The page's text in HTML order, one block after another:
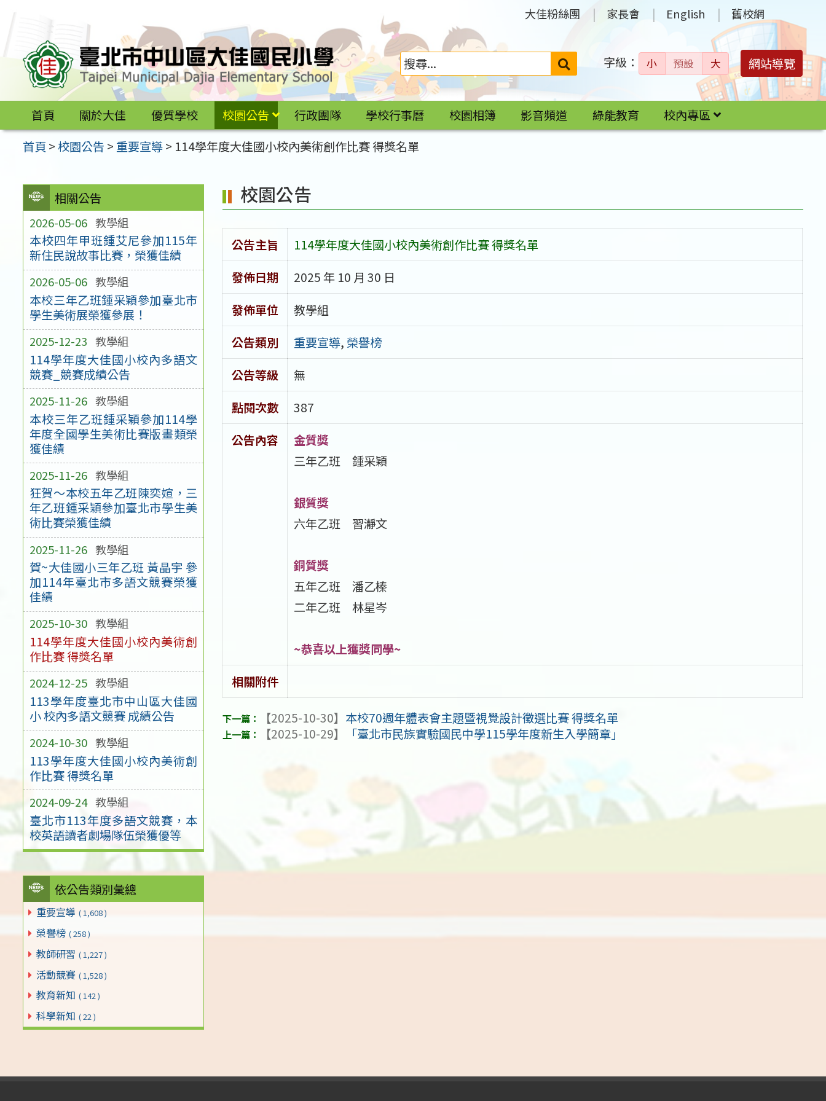
區
大佳粉絲團 家長會 English 舊校網
搜
字級： 小 預設 大 網站導覽
首頁 關於大佳 優質學校 校園公告 行政團隊 學校行事曆 校園相簿 影音頻道 綠能教育
校內專區
首頁 >校園公告 > 重要宣導> 114學年度大佳國小校內美術創作比賽 得獎名單
相關公告
2026-05-06 教學組
本校四年甲班鍾艾尼參加115年
新住民說故事比賽，榮獲佳績
2026-05-06 教學組
本校三年乙班鍾采穎參加臺北市
學生美術展榮獲參展！
2025-12-23 教學組
114學年度大佳國小校內多語文
競賽_競賽成績公告
2025-11-26 教學組
本校三年乙班鍾采穎參加114學
年度全國學生美術比賽版畫類榮
獲佳績
2025-11-26 教學組
狂賀～本校五年乙班陳奕媗，三
年乙班鍾采穎參加臺北市學生美
術比賽榮獲佳績
2025-11-26 教學組
賀~大佳國小三年乙班 黃晶宇 參
加114年臺北市多語文競賽榮獲
佳績
2025-10-30 教學組
114學年度大佳國小校內美術創
作比賽 得獎名單
2024-12-25 教學組
113學年度臺北市中山區大佳國
小 校內多語文競賽 成績公告
2024-10-30 教學組
113學年度大佳國小校內美術創
作比賽 得獎名單
2024-09-24 教學組
臺北市113年度多語文競賽，本
校英語讀者劇場隊伍榮獲優等
依公告類別彙總
重要宣導 ( 1,608 )
榮譽榜 ( 258 )
教師研習 ( 1,227 )
活動競賽 ( 1,528 )
教育新知 ( 142 )
科學新知 ( 22 )
校園公告
公告主旨
114學年度大佳國小校內美術創作比賽 得獎名單
發佈日期
2025 年 10 月 30 日
發佈單位
教學組
公告類別
重要宣導, 榮譽榜
公告等級
無
點閱次數
387
公告內容
金質獎
三年乙班 鍾采穎
銀質獎
六年乙班 習瀞文
銅質獎
五年乙班 潘乙榛
二年乙班 林星岑
~恭喜以上獲獎同學~
相關附件
【2025-10-30】 本校70週年體表會主題暨視覺設計徵選比賽 得獎名單
【2025-10-29】
「臺北市民族實驗國民中學115學年度新生入學簡章」